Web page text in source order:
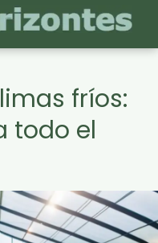
fríos:
todo el